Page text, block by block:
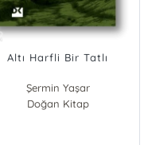
Altı Harfli Bir Tatlı
Şermin Yaşar
Doğan Kitap